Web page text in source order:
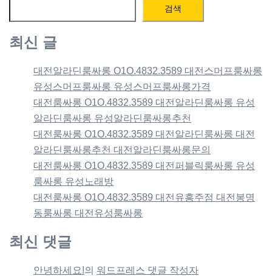
검색
최신 글
대전알라딘룸싸롱 O1O.4832.3589 대전스머프룸싸롱
유성스머프룸싸롱 유성스머프룸싸롱가격
대전룸싸롱 O1O.4832.3589 대전알라딘룸싸롱 유성
알라딘룸싸롱 유성알라딘룸싸롱추천
대전룸싸롱 O1O.4832.3589 대전알라딘룸싸롱 대전
알라딘룸싸롱추천 대전알라딘룸싸롱문의
대전룸싸롱 O1O.4832.3589 대전퍼블릭룸싸롱 유성
룸싸롱 유성노래방
대전룸싸롱 O1O.4832.3589 대전유흥주점 대전봉명
동룸싸롱 대전유성룸싸롱
최신 댓글
안녕하세요!의 워드프레스 댓글 작성자